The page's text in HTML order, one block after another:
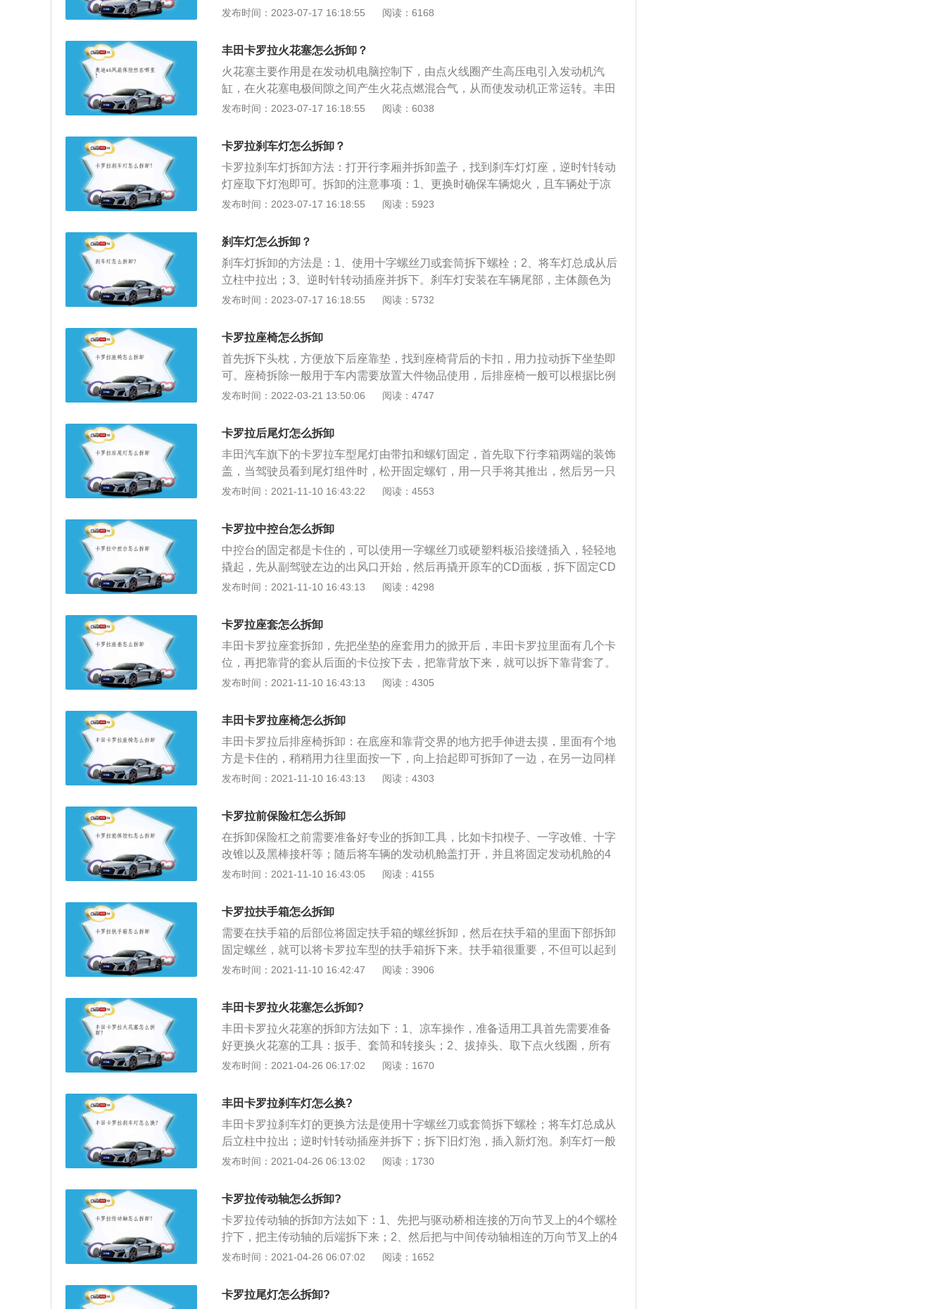
方法，就可以把座椅垫拆卸下来。更多详细资料如下：1、一般加装座套不需要
颗固定的螺丝，分别在两边和中间处附近，需要用工具将锁死拆卸下来，注意不
要拆卸到安全带螺丝，螺丝拆卸完之后用力将靠背往上拉起，因为靠背是由三个
挂钩固定。安装靠背时则是从上往下，先安装好两边再对好中间，底座的安装则
是用力的往里面推，然后用手摸一下是否与卡扣对齐，对齐了就可以直接用力往
下按，座椅垫即可固定。2、卡罗拉后排座椅支持按比例放倒功能，也可以整体
发布时间：2023-07-17 16:18:55 阅读：6168
丰田卡罗拉火花塞怎么拆卸？
火花塞主要作用是在发动机电脑控制下，由点火线圈产生高压电引入发动机汽
缸，在火花塞电极间隙之间产生火花点燃混合气，从而使发动机正常运转。丰田
卡罗拉火花塞拆卸方法有以下3个步骤：1、准备凉车及工具：需要在凉车中操
油车火花塞都是埋在点火线圈下面，附近都伴随一个供电插头；3、拧下火花
塞：使用适当套筒，把火花塞拧松，注意动作要轻柔，避免灰尘进入燃烧室。
发布时间：2023-07-17 16:18:55 阅读：6038
卡罗拉刹车灯怎么拆卸？
卡罗拉刹车灯拆卸方法：打开行李厢并拆卸盖子，找到刹车灯灯座，逆时针转动
灯座取下灯泡即可。拆卸的注意事项：1、更换时确保车辆熄火，且车辆处于凉
车状态再进行更换操作，以免烫伤皮肤。2、拿取灯泡时不要触及灯泡玻璃体，
命，而手指的污渍可能会使玻璃表面的热胀不均，造成灯泡的破碎。3、刹车灯
是楔形座灯泡，功率21W。购买灯泡时不用一味的追求原厂灯泡，只要符合国家
相关年检规定的正厂灯泡都可以选择。
发布时间：2023-07-17 16:18:55 阅读：5923
刹车灯怎么拆卸？
刹车灯拆卸的方法是：1、使用十字螺丝刀或套筒拆下螺栓；2、将车灯总成从后
立柱中拉出；3、逆时针转动插座并拆下。刹车灯安装在车辆尾部，主体颜色为
红色的灯，增强光源的穿透性，以便后面行驶的车辆在能见度较低的情况下发现
踏板，向下压刹车灯开关接触点使刹车灯回路接通刹车灯亮起，当松开制动踏板
时刹车灯的开关触点被断开，刹车灯灭灯。
发布时间：2023-07-17 16:18:55 阅读：5732
卡罗拉座椅怎么拆卸
首先拆下头枕，方便放下后座靠垫，找到座椅背后的卡扣，用力拉动拆下坐垫即
可。座椅拆除一般用于车内需要放置大件物品使用，后排座椅一般可以根据比例
放倒或整体放倒。整体放倒可以使后备箱的空间比例变大，可以放置很多大件物
继续坐人，放倒部分可以放置大件物品。比较常见的放倒比例为4:6，后排座椅中
放倒两个座椅，保留一个座椅的处理方法，是4:6放倒。按比例放倒是常见的拆除
座椅的方法，既可以兼顾乘客又可以扩大后备箱的放置空间。
发布时间：2022-03-21 13:50:06 阅读：4747
卡罗拉后尾灯怎么拆卸
丰田汽车旗下的卡罗拉车型尾灯由带扣和螺钉固定，首先取下行李箱两端的装饰
盖，当驾驶员看到尾灯组件时，松开固定螺钉，用一只手将其推出，然后另一只
手将其推出，握住它以防止其掉落。丰田汽车旗下的卡罗拉车型尾灯包括转向信
左雾灯和右倒车灯，即单个雾灯和单个倒车灯，转向信号灯和刹车灯是对称的，
每侧一个。安装卡罗拉尾灯时，请先使用卡扣将其扣紧，然后拧紧尾箱中的螺
钉，然后盖上装饰盖，完成尾灯的更换。新的卡罗拉和旧的卡罗拉在尾灯的设计
上有很大的不同，新的卡罗拉宽度灯和刹车灯也使用LED灯，LED组件具有简单
的结构，并且非常耐冲击和振动，它不易损坏，可以很好地适应各种环境，车主
发布时间：2021-11-10 16:43:22 阅读：4553
卡罗拉中控台怎么拆卸
中控台的固定都是卡住的，可以使用一字螺丝刀或硬塑料板沿接缝插入，轻轻地
撬起，先从副驾驶左边的出风口开始，然后再撬开原车的CD面板，拆下固定CD
的四颗螺丝，拆卸之后，中控面板就拆卸完成。卡罗拉中控台为了美观都有一条
采取保护措施，避免划花中控面板。在取出DVD时不要太用力，因为后面有线束
连接着，线束为卡扣式的，如果要拆开线束，拆开之后要记得哪条线束是接哪个
接头的，或者贴标签，方便过后安装。全新一代卡罗拉采用欧版卡罗拉的造型，
使得新车的整体风格变得更有活力，摒弃了旧款车型的臃肿感，同时整车的视觉
效果相比旧款车型也低了不少。全新一代卡罗拉前脸采用夸张的设计，而尾部造
发布时间：2021-11-10 16:43:13 阅读：4298
卡罗拉座套怎么拆卸
丰田卡罗拉座套拆卸，先把坐垫的座套用力的掀开后，丰田卡罗拉里面有几个卡
位，再把靠背的套从后面的卡位按下去，把靠背放下来，就可以拆下靠背套了。
从外观来看，卡罗拉前脸设计采用了梯形架构，以丰田车标为中心，前格栅、前
利感。全新投射式前大灯和LED日间行车灯相结合，使车辆前脸散发出更加前卫
的科技气息。卡罗拉内饰设计依然比较中规中矩，当然也不会有什么让您觉得刺
眼之处。内部门板上虽然采用了软性材料，银色的内部门把手十分时尚，中控台
上部使用了手感不错的软性材料。织物座椅的面料质地比较平常。但充足的储物
空间设计比较实用，提供的12处储物位置，最大限度地利用车内空间，可以随手
设计还是颇为巧妙的。另外为保证车辆在行驶中的稳定性和延续性，新卡罗拉新
增了VSC车身稳定性控制系统、牵引力控制系统（TRC）与坡道起步辅助功能
（HAC），能有效防止车辆在行驶过程中出现打滑等情况，提高行车安全性。
发布时间：2021-11-10 16:43:13 阅读：4305
丰田卡罗拉座椅怎么拆卸
丰田卡罗拉后排座椅拆卸：在底座和靠背交界的地方把手伸进去摸，里面有个地
方是卡住的，稍稍用力往里面按一下，向上抬起即可拆卸了一边，在另一边同样
的方法，就可以把座椅垫拆卸下来。一般加装座套是不需要拆卸靠背的，将座椅
丝，分别在两边和中间处附近，需要用工具将锁死拆卸下来，注意不要拆卸到安
全带螺丝了，螺丝拆卸完之后用力将靠背往上拉起，因为靠背是由三个挂钩固定
的。安装靠背时则是从上往下，先安装好两边再对好中间，底座的安装则是用力
的往里面推，然后用手摸一下是否与卡扣对齐了，对齐了就可以直接用力往下
按，座椅垫就固定好了。卡罗拉后排座椅支持按比例放倒功能，也可以整体放
发布时间：2021-11-10 16:43:13 阅读：4303
卡罗拉前保险杠怎么拆卸
在拆卸保险杠之前需要准备好专业的拆卸工具，比如卡扣楔子、一字改锥、十字
改锥以及黑棒接杆等；随后将车辆的发动机舱盖打开，并且将固定发动机舱的4
个螺栓圈闭拧出来并且保存好，以便后续安装；其次，使用十字改锥将固定在前
险杠拆除。在拆卸车辆保险杠的时候，建议车主一定要按照相关的操作顺序进
行，一定不要异想天开的拆卸，以免操作失误从而导致前保险杠的损坏；更严重
的情况是安装不当，从而导致车辆在再次行驶的过程当中发生保险杠脱落的现
象，这将会造成无法预估的危险；若车主没有操作经验，即可前往专业的汽车修
理厂让专业人士对其进行拆卸。
发布时间：2021-11-10 16:43:05 阅读：4155
卡罗拉扶手箱怎么拆卸
需要在扶手箱的后部位将固定扶手箱的螺丝拆卸，然后在扶手箱的里面下部拆卸
固定螺丝，就可以将卡罗拉车型的扶手箱拆下来。扶手箱很重要，不但可以起到
舒适作用，还能够装载一些物品。机动车辆的扶手箱是安装在两个座椅中间的汽
在驾驶车辆的时候可以有位置放置胳膊，从而可以让机动车辆驾驶人员的胳膊得
到休息，不至于出现酸麻和僵硬的情况。
发布时间：2021-11-10 16:42:47 阅读：3906
丰田卡罗拉火花塞怎么拆卸?
丰田卡罗拉火花塞的拆卸方法如下：1、凉车操作，准备适用工具首先需要准备
好更换火花塞的工具：扳手、套筒和转接头；2、拔掉头、取下点火线圈，所有
汽油车的火花塞都是埋在点火线圈下面，附近都伴随有一个供电插头；3、拧下
灰尘进入燃烧室。
发布时间：2021-04-26 06:17:02 阅读：1670
丰田卡罗拉刹车灯怎么换?
丰田卡罗拉刹车灯的更换方法是使用十字螺丝刀或套筒拆下螺栓；将车灯总成从
后立柱中拉出；逆时针转动插座并拆下；拆下旧灯泡，插入新灯泡。刹车灯一般
安装在车辆尾部，主体颜色为红色的灯，增强光源的穿透性，以便后面行驶的车
的目的。以下是汽车车灯的分类：1、前照灯，组合前照灯在汽车的前部，它主
要起照明和信号作用。前照灯发出的光可以照亮车体前方的道路情况，使驾驶者
可以在黑夜里安全的行车；2、组合尾灯，组合尾灯在汽车的后部，它主要起照
明和信号作用；3、转向灯，用来向其它道路使用者表示左转或者右转向的灯
具。法规要求为琥珀色；4、牌照灯，牌照灯它主要是照明车牌，使人们在黑夜
发布时间：2021-04-26 06:13:02 阅读：1730
卡罗拉传动轴怎么拆卸?
卡罗拉传动轴的拆卸方法如下：1、先把与驱动桥相连接的万向节叉上的4个螺栓
拧下，把主传动轴的后端拆下来；2、然后把与中间传动轴相连的万向节叉上的4
个螺栓拧下；3、将前端拆下来，这样整个主传动轴可拆卸下来；4、拧松中间支
连接的螺母，把中间传动轴整个卸下。
发布时间：2021-04-26 06:07:02 阅读：1652
卡罗拉尾灯怎么拆卸?